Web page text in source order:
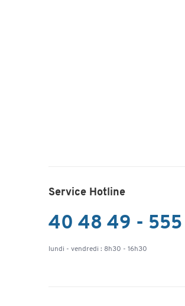
Service Hotline
40 48 49 - 555
lundi - vendredi : 8h30 - 16h30